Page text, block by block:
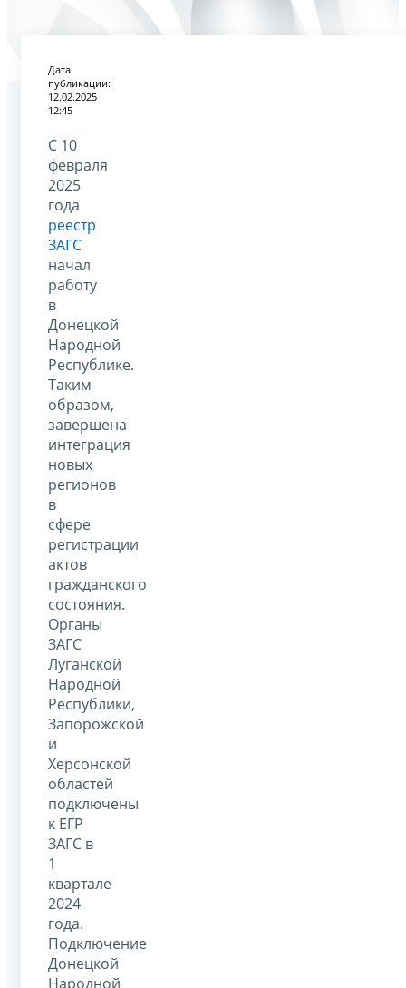
Дата
публикации:
12.02.2025
12:45
С 10
февраля
2025
года
реестр
ЗАГС
начал
работу
в
Донецкой
Народной
Республике.
Таким
образом,
завершена
интеграция
новых
регионов
в
сфере
регистрации
актов
гражданского
состояния.
Органы
ЗАГС
Луганской
Народной
Республики,
Запорожской
и
Херсонской
областей
подключены
к ЕГР
ЗАГС в
1
квартале
2024
года.
Подключение
Донецкой
Народной